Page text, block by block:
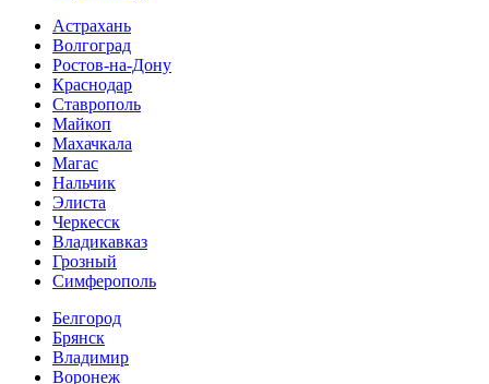
Астрахань
Волгоград
Ростов-на-Дону
Краснодар
Ставрополь
Майкоп
Махачкала
Магас
Нальчик
Элиста
Черкесск
Владикавказ
Грозный
Симферополь
Белгород
Брянск
Владимир
Воронеж